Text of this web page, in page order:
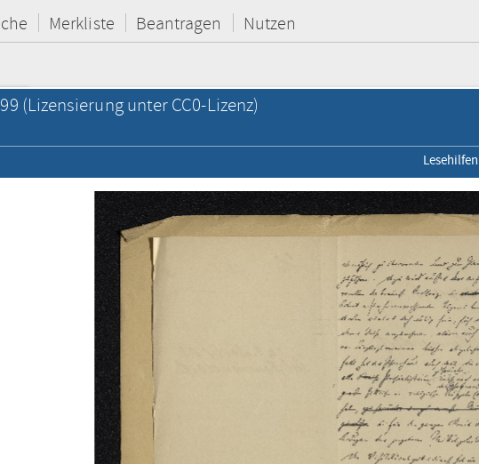
Merkliste Beantragen Nutzen
(Lizensierung unter CC0-Lizenz)
Lesehilfen